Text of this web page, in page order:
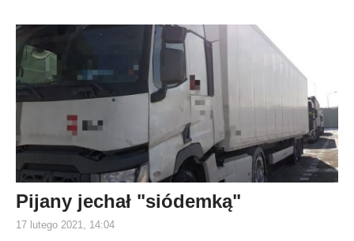
Pijany jechał "siódemką"
17 lutego 2021, 14:04